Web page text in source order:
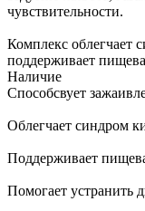
чувствительности.
Комплекс облегчает
поддерживает
Наличие
Способсвует
Облегчает синдром
Поддерживает
Помогает устранить